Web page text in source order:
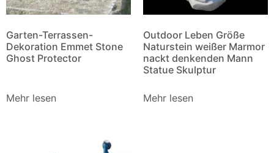
Garten-Terrassen-
Dekoration Emmet Stone
Ghost Protector
Mehr lesen
Outdoor Leben Größe
Naturstein weißer Marmor
nackt denkenden Mann
Statue Skulptur
Mehr lesen